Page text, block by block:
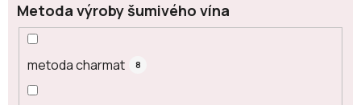
Metoda výroby šumivého vína
metoda charmat 8